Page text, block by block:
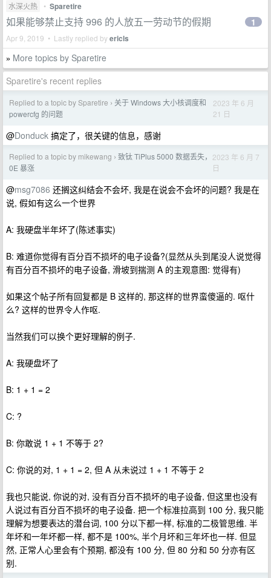
水深火热 • Sparetire
如果能够禁止支持 996 的人放五一劳动节的假期
Apr 9, 2019 • Lastly replied byericls
1
» More topics by Sparetire
Sparetire's recent replies
Replied to a topic by Sparetire › 关于 Windows 大小核调度和
powercfg 的问题
2023 年 6 月
21 日
@Donduck 搞定了，很关键的信息，感谢
Replied to a topic by mikewang › 致钛 TiPlus 5000 数据丢失，
0E 暴涨
2023 年 6 月 7
日
@msg7086 还搁这纠结会不会坏, 我是在说会不会坏的问题? 我是在
说, 假如有这么一个世界
A: 我硬盘半年坏了(陈述事实)
B: 难道你觉得有百分百不损坏的电子设备?(显然从头到尾没人说觉得
有百分百不损坏的电子设备, 滑坡到揣测 A 的主观意图: 觉得有)
如果这个帖子所有回复都是 B 这样的, 那这样的世界蛮傻逼的. 呕什
么? 这样的世界令人作呕.
当然我们可以换个更好理解的例子.
A: 我硬盘坏了
B: 1 + 1 = 2
C: ?
B: 你敢说 1 + 1 不等于 2?
C: 你说的对, 1 + 1 = 2, 但 A 从未说过 1 + 1 不等于 2
我也只能说, 你说的对, 没有百分百不损坏的电子设备, 但这里也没有
人说过有百分百不损坏的电子设备. 把一个标准拉高到 100 分, 我只能
理解为想要表达的潜台词, 100 分以下都一样, 标准的二极管思维. 半
年坏和一年坏都一样, 都不是 100%, 半个月坏和三年坏也一样. 但显
然, 正常人心里会有个预期, 都没有 100 分, 但 80 分和 50 分亦有区
别.